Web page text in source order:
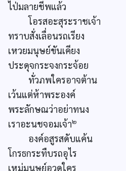
ไป่มลายชีพแล้ว
โอรสอะสุระราชเจ้า
ทราบสั่งเลื่อนรถเรียง
เหวยมนุษย์ขันเคียง
ประดุจกระจงกระจ้อย
ทั่วภพใครอาจต้าน
เว้นแต่ห้าพระองค์
พระลักษณว่าอย่าทนง
เราอะนชจอมเจ้า๒
องค์อสูรสดับแค้น
โกรธกระทืบรถอุไร
เหม่มนุษย์อวดใคร